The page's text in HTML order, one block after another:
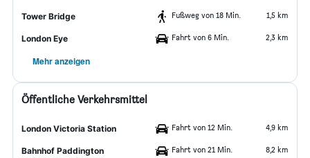
Tower Bridge Fußweg von 18 Min. 1,5 km
London Eye Fahrt von 6 Min. 2,3 km
Mehr anzeigen
Öffentliche Verkehrsmittel
London Victoria Station Fahrt von 12 Min. 4,9 km
Bahnhof Paddington Fahrt von 21 Min. 8,2 km